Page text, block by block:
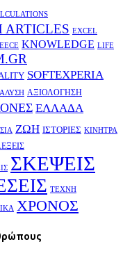
ARTICLES EXCEL
KNOWLEDGE LIFE
SOFTEXPERIA
ΑΞΙΟΛΟΓΗΣΗ
ΕΛΛΑΔΑ
ΖΩΗ ΙΣΤΟΡΙΕΣ ΚΙΝΗΤΡΑ
ΣΚΕΨΕΙΣ
ΤΕΧΝΗ
ΧΡΟΝΟΣ